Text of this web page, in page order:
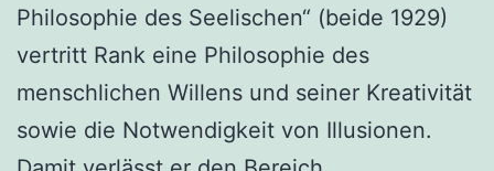
Philosophie des Seelischen“ (beide 1929)
vertritt Rank eine Philosophie des
menschlichen Willens und seiner Kreativität
sowie die Notwendigkeit von Illusionen.